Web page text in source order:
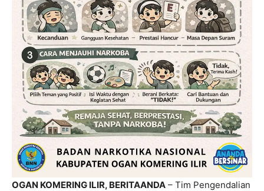
OGAN KOMERING ILIR, BERITAANDA – Tim Pengendalian